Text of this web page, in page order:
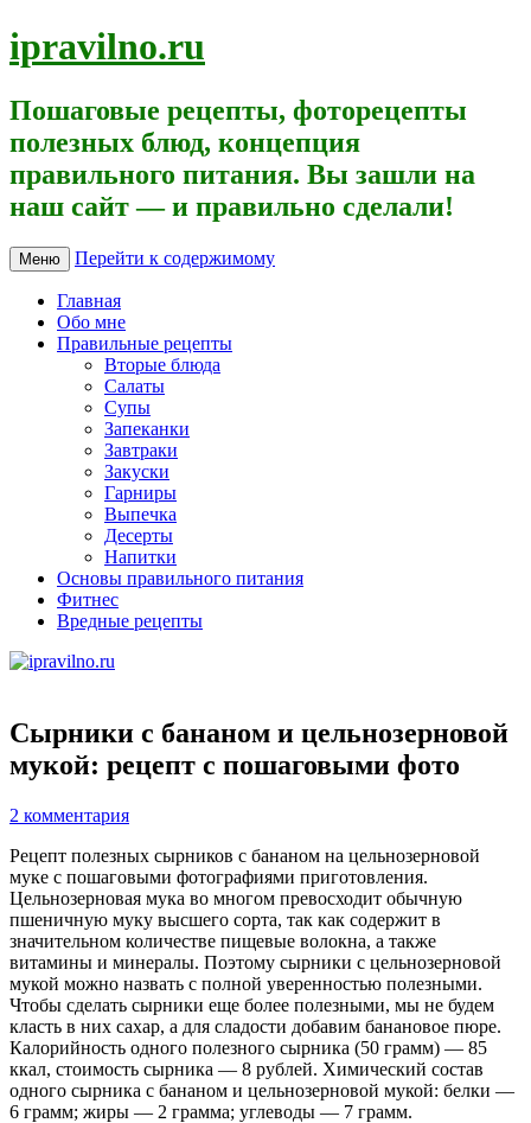
ipravilno.ru
Пошаговые рецепты, фоторецепты
полезных блюд, концепция
правильного питания. Вы зашли на
наш сайт — и правильно сделали!
Меню Перейти к содержимому
Главная
Обо мне
Правильные рецепты
Вторые блюда
Салаты
Супы
Запеканки
Завтраки
Закуски
Гарниры
Выпечка
Десерты
Напитки
Основы правильного питания
Фитнес
Вредные рецепты
Сырники с бананом и цельнозерновой
мукой: рецепт с пошаговыми фото
2 комментария
Рецепт полезных сырников с бананом на цельнозерновой
муке с пошаговыми фотографиями приготовления.
Цельнозерновая мука во многом превосходит обычную
пшеничную муку высшего сорта, так как содержит в
значительном количестве пищевые волокна, а также
витамины и минералы. Поэтому сырники с цельнозерновой
мукой можно назвать с полной уверенностью полезными.
Чтобы сделать сырники еще более полезными, мы не будем
класть в них сахар, а для сладости добавим банановое пюре.
Калорийность одного полезного сырника (50 грамм) — 85
ккал, стоимость сырника — 8 рублей. Химический состав
одного сырника с бананом и цельнозерновой мукой: белки —
6 грамм; жиры — 2 грамма; углеводы — 7 грамм.